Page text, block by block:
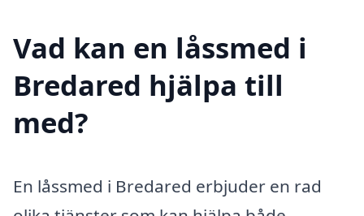
Vad kan en låssmed i
Bredared hjälpa till
med?
En låssmed i Bredared erbjuder en rad